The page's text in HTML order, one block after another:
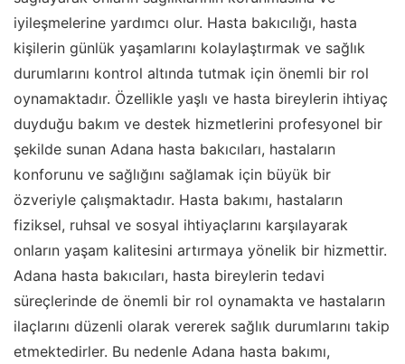
iyileşmelerine yardımcı olur. Hasta bakıcılığı, hasta
kişilerin günlük yaşamlarını kolaylaştırmak ve sağlık
durumlarını kontrol altında tutmak için önemli bir rol
oynamaktadır. Özellikle yaşlı ve hasta bireylerin ihtiyaç
duyduğu bakım ve destek hizmetlerini profesyonel bir
şekilde sunan Adana hasta bakıcıları, hastaların
konforunu ve sağlığını sağlamak için büyük bir
özveriyle çalışmaktadır. Hasta bakımı, hastaların
fiziksel, ruhsal ve sosyal ihtiyaçlarını karşılayarak
onların yaşam kalitesini artırmaya yönelik bir hizmettir.
Adana hasta bakıcıları, hasta bireylerin tedavi
süreçlerinde de önemli bir rol oynamakta ve hastaların
ilaçlarını düzenli olarak vererek sağlık durumlarını takip
etmektedirler. Bu nedenle Adana hasta bakımı,